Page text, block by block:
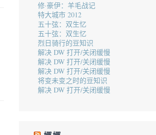
修·豪伊：羊毛战记
特大城市 2012
五十弦：双生忆
五十弦：双生忆
烈日骑行的豆知识
解决 DW 打开/关闭缓慢
解决 DW 打开/关闭缓慢
解决 DW 打开/关闭缓慢
将变未变之时的豆知识
解决 DW 打开/关闭缓慢